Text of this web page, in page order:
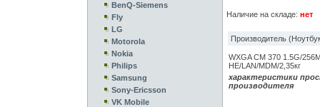
BenQ-Siemens
Fly
LG
Motorola
Nokia
Philips
Samsung
Sony-Ericsson
VK Mobile
Наличие на складе: нет
Производитель
WXGA CM 370 1.5G/
HE/LAN/MDM/2,35кг
характеристики
производителя